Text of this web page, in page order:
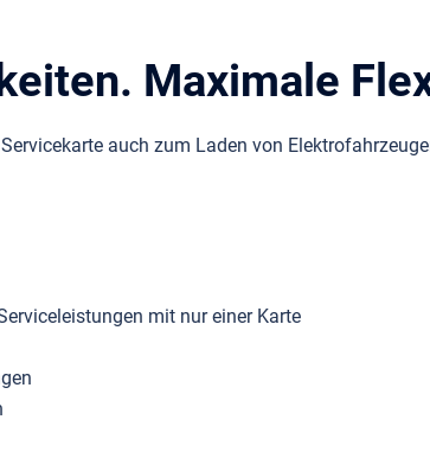
Maximale
auch zum Laden von
mit nur einer Karte